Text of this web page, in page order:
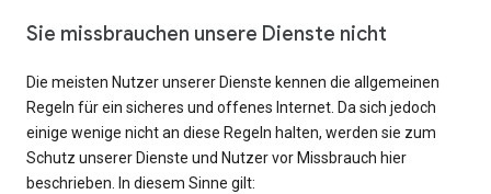
Sie missbrauchen unsere Dienste nicht
Die meisten Nutzer unserer Dienste kennen die allgemeinen
Regeln für ein sicheres und offenes Internet. Da sich jedoch
einige wenige nicht an diese Regeln halten, werden sie zum
Schutz unserer Dienste und Nutzer vor Missbrauch hier
beschrieben. In diesem Sinne gilt: